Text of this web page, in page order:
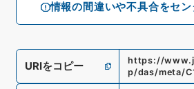
情報の間違いや不具合をセ
URIをコピー
https://
p/das/meta/